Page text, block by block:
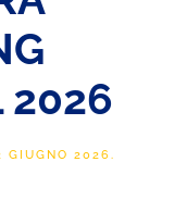
2026
GIUGNO 2026 .